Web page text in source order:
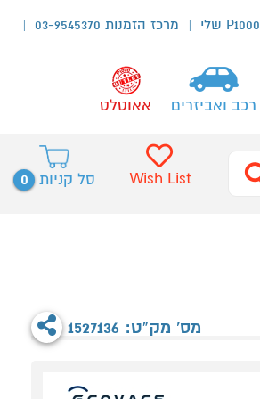
P1000 שלי מרכז הזמנות 03-9545370
רכב ואביזרים אאוטלט
סל קניות 0 Wish List
מס' מק"ט: 1527136